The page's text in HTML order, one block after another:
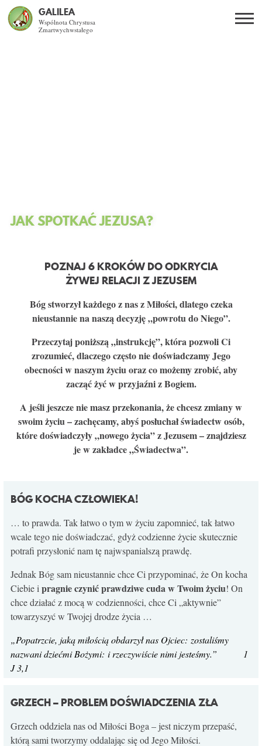
GALILEA
Wspólnota Chrystusa
Zmartwychwstałego
WSPÓLNOTA
KONTAKT
JAK SPOTKAĆ JEZUSA?
POZNAJ 6 KROKÓW DO ODKRYCIA
ŻYWEJ RELACJI Z JEZUSEM
Bóg stworzył każdego z nas z Miłości, dlatego czeka
nieustannie na naszą decyzję „powrotu do Niego”.
Przeczytaj poniższą „instrukcję”, która pozwoli Ci
zrozumieć, dlaczego często nie doświadczamy Jego
obecności w naszym życiu oraz co możemy zrobić, aby
zacząć żyć w przyjaźni z Bogiem.
A jeśli jeszcze nie masz przekonania, że chcesz zmiany w
swoim życiu – zachęcamy, abyś posłuchał świadectw osób,
które doświadczyły „nowego życia” z Jezusem – znajdziesz
je w zakładce „Świadectwa”.
BÓG KOCHA CZŁOWIEKA!
… to prawda. Tak łatwo o tym w życiu zapomnieć, tak łatwo
wcale tego nie doświadczać, gdyż codzienne życie skutecznie
potrafi przysłonić nam tę najwspanialszą prawdę.
Jednak Bóg sam nieustannie chce Ci przypominać, że On kocha
Ciebie i pragnie czynić prawdziwe cuda w Twoim życiu! On
chce działać z mocą w codzienności, chce Ci „aktywnie”
towarzyszyć w Twojej drodze życia …
„Popatrzcie, jaką miłością obdarzył nas Ojciec: zostaliśmy
nazwani dziećmi Bożymi: i rzeczywiście nimi jesteśmy.” 1
J 3,1
GRZECH – PROBLEM DOŚWIADCZENIA ZŁA
Grzech oddziela nas od Miłości Boga – jest niczym przepaść,
którą sami tworzymy oddalając się od Jego Miłości.